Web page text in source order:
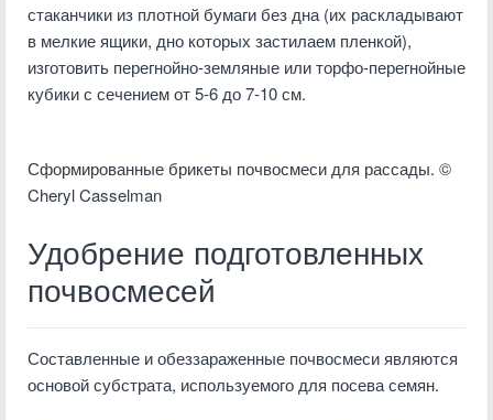
стаканчики из плотной бумаги без дна (их раскладывают
в мелкие ящики, дно которых застилаем пленкой),
изготовить перегнойно-земляные или торфо-перегнойные
кубики с сечением от 5-6 до 7-10 см.
Сформированные брикеты почвосмеси для рассады. ©
Cheryl Casselman
Удобрение подготовленных
почвосмесей
Составленные и обеззараженные почвосмеси являются
основой субстрата, используемого для посева семян.